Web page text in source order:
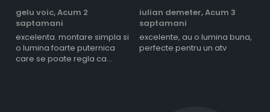
gelu voic,Acum 2
saptamani
excelenta. montare simpla si
o lumina foarte puternica
care se poate regla ca
iulian demeter,Acum 3
saptamani
excelente, au o lumina buna,
perfecte pentru un atv